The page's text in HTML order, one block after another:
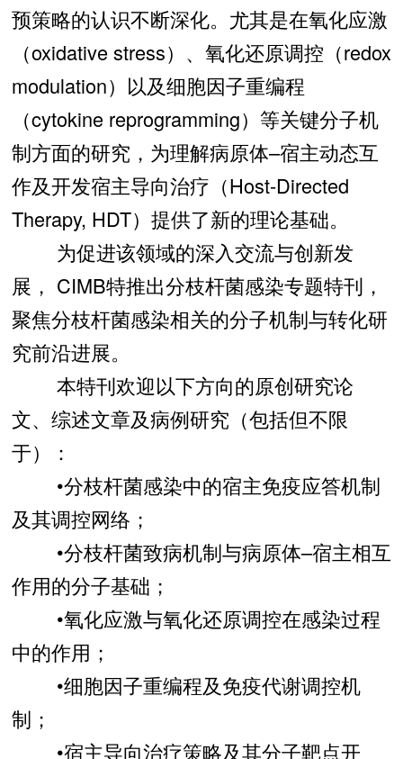
预策略的认识不断深化。尤其是在氧化应激
（oxidative stress）、氧化还原调控（redox
modulation）以及细胞因子重编程
（cytokine reprogramming）等关键分子机
制方面的研究，为理解病原体–宿主动态互
作及开发宿主导向治疗（Host-Directed
Therapy, HDT）提供了新的理论基础。
为促进该领域的深入交流与创新发
展， CIMB特推出分枝杆菌感染专题特刊，
聚焦分枝杆菌感染相关的分子机制与转化研
究前沿进展。
本特刊欢迎以下方向的原创研究论
文、综述文章及病例研究（包括但不限
于）：
•分枝杆菌感染中的宿主免疫应答机制
及其调控网络；
•分枝杆菌致病机制与病原体–宿主相互
作用的分子基础；
•氧化应激与氧化还原调控在感染过程
中的作用；
•细胞因子重编程及免疫代谢调控机
制；
•宿主导向治疗策略及其分子靶点开